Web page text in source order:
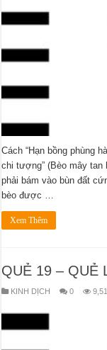
Cách “Hạn bồng phùng
chi tượng” (Bèo mây
phải bám vào bùn đất
bèo được …
Xem Thêm
QUẺ 19 – QUẺ
KINH DỊCH 0